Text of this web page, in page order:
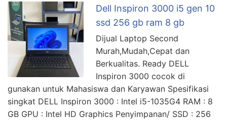
Dell Inspiron 3000 i5 gen 10
ssd 256 gb ram 8 gb
Dijual Laptop Second
Murah,Mudah,Cepat dan
Berkualitas. Ready DELL
Inspiron 3000 cocok di
gunakan untuk Mahasiswa dan Karyawan Spesifikasi
singkat DELL Inspiron 3000 : Intel i5-1035G4 RAM : 8
GB GPU : Intel HD Graphics Penyimpanan/ SSD : 256